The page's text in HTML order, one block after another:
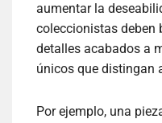
aumentar la
coleccionistas deben
detalles acabados a
únicos que distingan
Por ejemplo, una